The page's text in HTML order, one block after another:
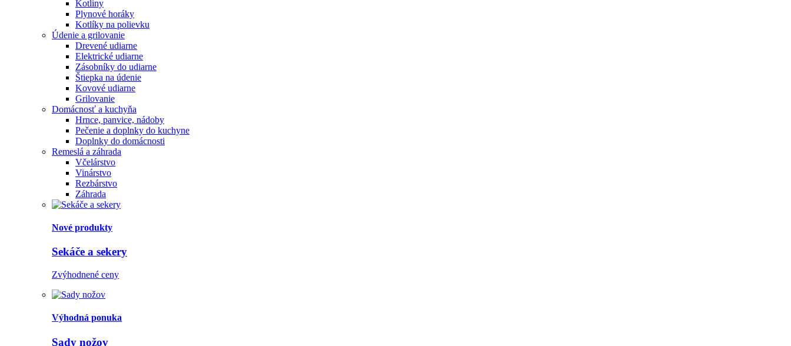
Kotliny
Plynové horáky
Kotlíky na polievku
Údenie a grilovanie
Drevené udiarne
Elektrické udiarne
Zásobníky do udiarne
Štiepka na údenie
Kovové udiarne
Grilovanie
Domácnosť a kuchyňa
Hrnce, panvice, nádoby
Pečenie a doplnky do kuchyne
Doplnky do domácnosti
Remeslá a záhrada
Včelárstvo
Vinárstvo
Rezbárstvo
Záhrada
Nové produkty
Sekáče a sekery
Zvýhodnené ceny
Výhodná ponuka
Sady nožov